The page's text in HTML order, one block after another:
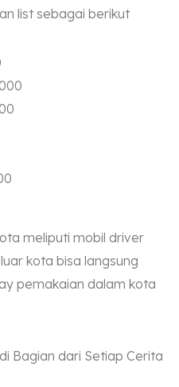
list sebagai berikut
meliputi mobil driver
kota bisa langsung
pemakaian dalam kota
Bagian dari Setiap Cerita